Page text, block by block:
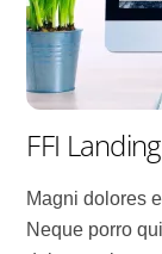
FFI Landing
Magni dolores
Neque porro